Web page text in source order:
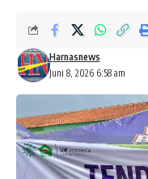
Juni 8, 2026 6:58 am
Harnasnews